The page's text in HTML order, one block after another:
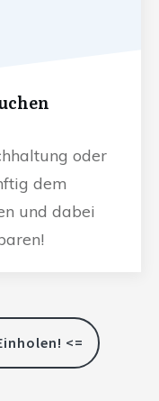
oder
dem
und dabei
<=